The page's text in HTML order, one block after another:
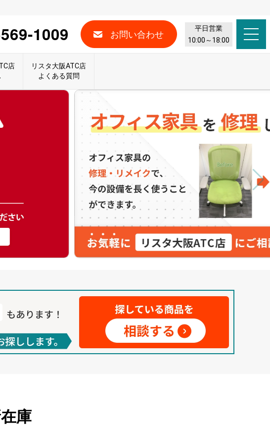
1009 お問い合わせ
平日営業
10:00～18:00
店
リスタ大阪ATC店
よくある質問
庫